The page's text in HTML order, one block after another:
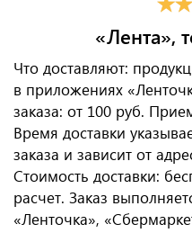
«Лента»,
Что доставляют:
в приложениях
заказа: от 100 руб.
Время доставки
заказа и зависит от
Стоимость доставки:
расчет. Заказ
«Ленточка»,